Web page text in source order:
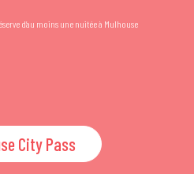
d’au moins une nuitée à Mulhouse
City Pass